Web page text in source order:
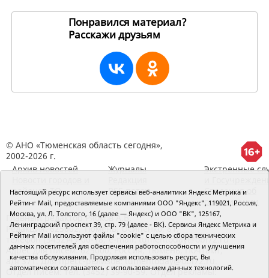
Понравился материал?
Расскажи друзьям
© АНО «Тюменская область сегодня»,
2002-2026 г.
Архив новостей
районов ТО
Журналы
RSS поток
Экстренные
Сведения об
организации
Главный редактор Рябков А.В.
Редакция: 625002, Тюмень, Осипенко, 81,
телефон (3452)49-00-18, e-mail: tumentoday@obl72.ru
Адрес для писем: 625000, Россия, Тюмень, Почтамт,
а/я 371. Для пресс-релизов: tumentoday@obl72.ru.
Отдел писем: тел. (3452) 39-90-59. Отдел рекламы:
Настоящий ресурс использует сервисы веб-аналитики Яндекс Метрика и
Рейтинг Mail, предоставляемые компаниями ООО "Яндекс", 119021, Россия,
Москва, ул. Л. Толстого, 16 (далее — Яндекс) и ООО "ВК", 125167,
Ленинградский проспект 39, стр. 79 (далее - ВК). Сервисы Яндекс Метрика и
Рейтинг Mail используют файлы "cookie" с целью сбора технических
данных посетителей для обеспечения работоспособности и улучшения
качества обслуживания. Продолжая использовать ресурс, Вы
автоматически соглашаетесь с использованием данных технологий.